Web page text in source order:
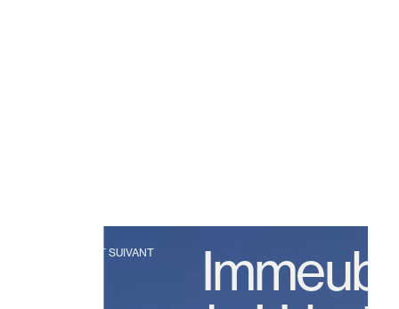
PROJET SUIVANT
Immeub